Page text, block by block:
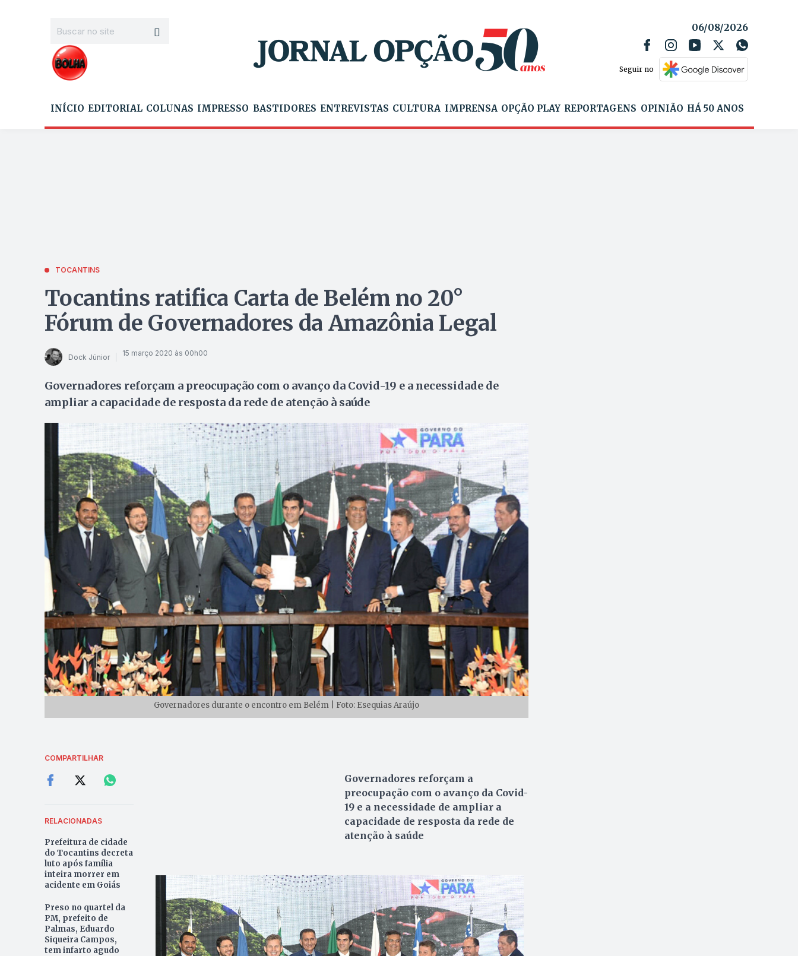
06/08/2026
Seguir no
INÍCIO EDITORIAL COLUNAS IMPRESSO BASTIDORES ENTREVISTAS CULTURA IMPRENSA OPÇÃO PLAY REPORTAGENS OPINIÃO HÁ 50 ANOS
TOCANTINS
Tocantins ratifica Carta de Belém no 20°
Fórum de Governadores da Amazônia Legal
Dock Júnior 15 março 2020 às 00h00
Governadores reforçam a preocupação com o avanço da Covid-19 e a necessidade de
ampliar a capacidade de resposta da rede de atenção à saúde
Governadores durante o encontro em Belém | Foto: Esequias Araújo
COMPARTILHAR
RELACIONADAS
Prefeitura de cidade
do Tocantins decreta
luto após família
inteira morrer em
acidente em Goiás
Preso no quartel da
PM, prefeito de
Palmas, Eduardo
Siqueira Campos,
tem infarto agudo
Governadores reforçam a
preocupação com o avanço da Covid-
19 e a necessidade de ampliar a
capacidade de resposta da rede de
atenção à saúde